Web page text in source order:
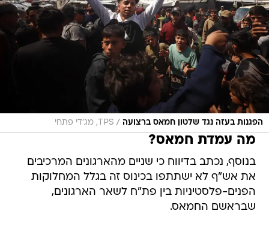
הפגנות בעזה נגד שלטון חמאס ברצועה / TPS, מג'די פתחי
מה עמדת חמאס?
בנוסף, נכתב בדיווח כי שניים מהארגונים המרכיבים
את אש"ף לא ישתתפו בכינוס זה בגלל המחלוקות
הפנים-פלסטיניות בין פת"ח לשאר הארגונים,
שבראשם החמאס.